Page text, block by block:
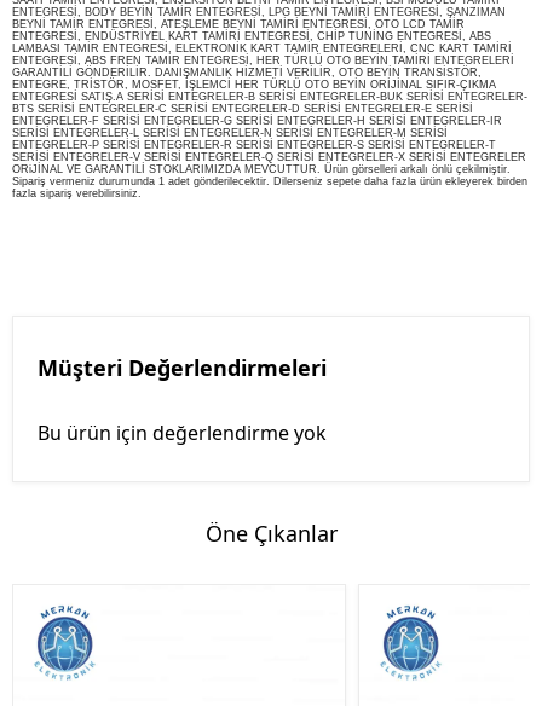
ENTEGRESİ, BODY BEYİN TAMİR ENTEGRESİ, LPG BEYNİ TAMİRİ ENTEGRESİ, ŞANZIMAN
BEYNİ TAMİR ENTEGRESİ, ATEŞLEME BEYNİ TAMİRİ ENTEGRESİ, OTO LCD TAMİR
ENTEGRESİ, ENDÜSTRİYEL KART TAMİRİ ENTEGRESİ, CHİP TUNİNG ENTEGRESİ, ABS
LAMBASI TAMİR ENTEGRESİ, ELEKTRONİK KART TAMİR ENTEGRELERİ, CNC KART TAMİRİ
ENTEGRESİ, ABS FREN TAMİR ENTEGRESİ, HER TÜRLÜ OTO BEYİN TAMİRİ ENTEGRELERİ
GARANTİLİ GÖNDERİLİR. DANIŞMANLIK HİZMETİ VERİLİR, OTO BEYİN TRANSİSTÖR,
ENTEGRE, TRİSTÖR, MOSFET, İŞLEMCİ HER TÜRLÜ OTO BEYİN ORİJİNAL SIFIR-ÇIKMA
ENTEGRESİ SATIŞ.A SERİSİ ENTEGRELER-B SERİSİ ENTEGRELER-BUK SERİSİ ENTEGRELER-
BTS SERİSİ ENTEGRELER-C SERİSİ ENTEGRELER-D SERİSİ ENTEGRELER-E SERİSİ
ENTEGRELER-F SERİSİ ENTEGRELER-G SERİSİ ENTEGRELER-H SERİSİ ENTEGRELER-IR
SERİSİ ENTEGRELER-L SERİSİ ENTEGRELER-N SERİSİ ENTEGRELER-M SERİSİ
ENTEGRELER-P SERİSİ ENTEGRELER-R SERİSİ ENTEGRELER-S SERİSİ ENTEGRELER-T
SERİSİ ENTEGRELER-V SERİSİ ENTEGRELER-Q SERİSİ ENTEGRELER-X SERİSİ ENTEGRELER
ORiJİNAL VE GARANTİLİ STOKLARIMIZDA MEVCUTTUR. Ürün görselleri arkalı önlü çekilmiştir.
Sipariş vermeniz durumunda 1 adet gönderilecektir. Dilerseniz sepete daha fazla ürün ekleyerek birden
fazla sipariş verebilirsiniz.
Müşteri Değerlendirmeleri
Bu ürün için değerlendirme yok
Öne Çıkanlar